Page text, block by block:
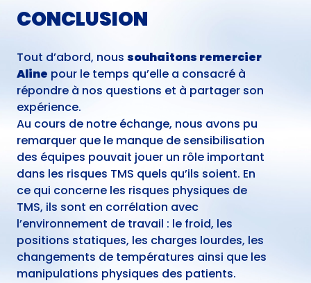
CONCLUSION
Tout d’abord, nous souhaitons remercier
Aline pour le temps qu’elle a consacré à
répondre à nos questions et à partager son
expérience.
Au cours de notre échange, nous avons pu
remarquer que le manque de sensibilisation
des équipes pouvait jouer un rôle important
dans les risques TMS quels qu’ils soient. En
ce qui concerne les risques physiques de
TMS, ils sont en corrélation avec
l’environnement de travail : le froid, les
positions statiques, les charges lourdes, les
changements de températures ainsi que les
manipulations physiques des patients.